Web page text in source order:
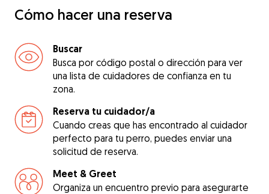
Cómo hacer una reserva
Buscar
Busca por código postal o dirección para ver
una lista de cuidadores de confianza en tu
zona.
Reserva tu cuidador/a
Cuando creas que has encontrado al cuidador
perfecto para tu perro, puedes enviar una
solicitud de reserva.
Meet & Greet
Organiza un encuentro previo para asegurarte